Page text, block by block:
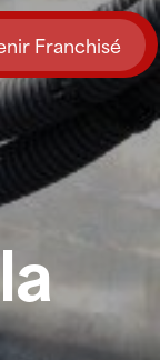
Franchisé